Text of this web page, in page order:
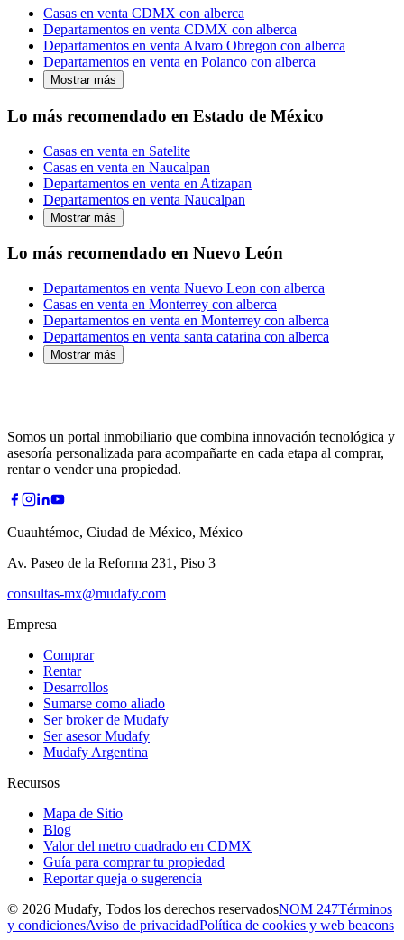
Casas en venta CDMX con alberca
Departamentos en venta CDMX con alberca
Departamentos en venta Alvaro Obregon con alberca
Departamentos en venta en Polanco con alberca
Mostrar más
Lo más recomendado en Estado de México
Casas en venta en Satelite
Casas en venta en Naucalpan
Departamentos en venta en Atizapan
Departamentos en venta Naucalpan
Mostrar más
Lo más recomendado en Nuevo León
Departamentos en venta Nuevo Leon con alberca
Casas en venta en Monterrey con alberca
Departamentos en venta en Monterrey con alberca
Departamentos en venta santa catarina con alberca
Mostrar más
Somos un portal inmobiliario que combina innovación tecnológica y
asesoría personalizada para acompañarte en cada etapa al comprar,
rentar o vender una propiedad.
Cuauhtémoc, Ciudad de México, México
Av. Paseo de la Reforma 231, Piso 3
consultas-mx@mudafy.com
Empresa
Comprar
Rentar
Desarrollos
Sumarse como aliado
Ser broker de Mudafy
Ser asesor Mudafy
Mudafy Argentina
Recursos
Mapa de Sitio
Blog
Valor del metro cuadrado en CDMX
Guía para comprar tu propiedad
Reportar queja o sugerencia
© 2026 Mudafy, Todos los derechos reservadosNOM 247Términos
y condicionesAviso de privacidadPolítica de cookies y web beacons